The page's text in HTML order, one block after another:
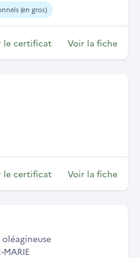
(en gros)
le certificat Voir la fiche
le certificat Voir la fiche
MARIE